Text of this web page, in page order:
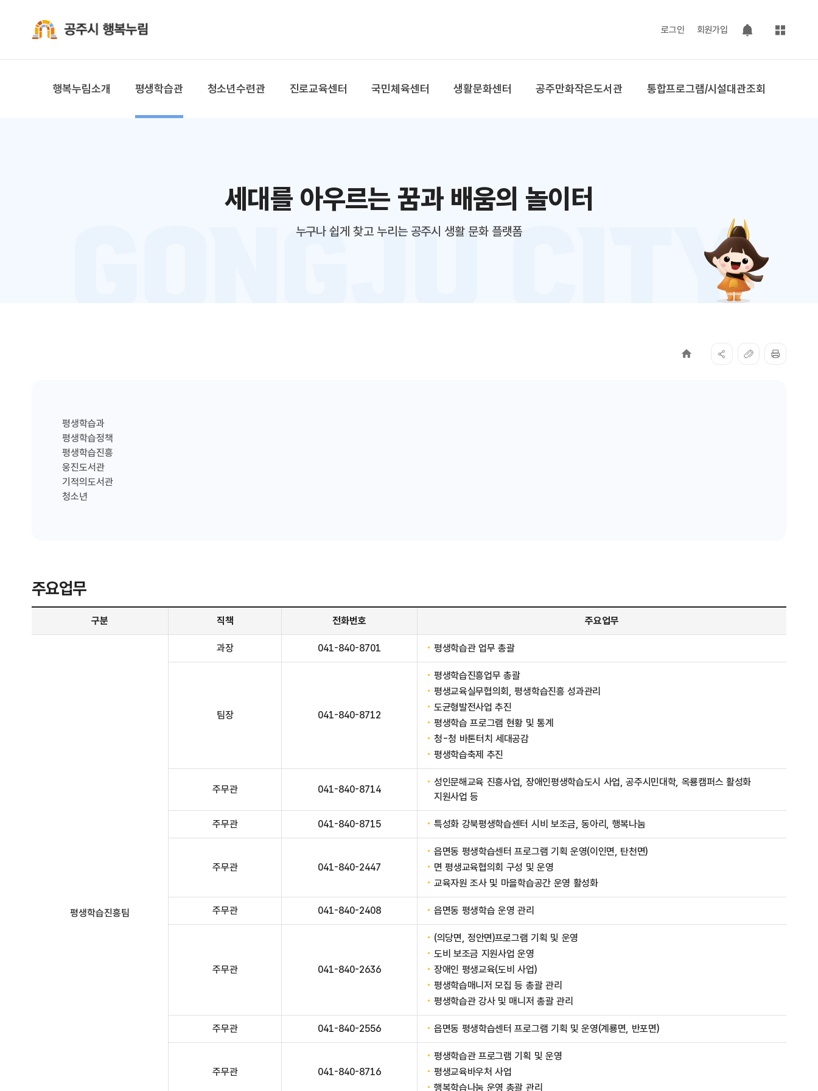
로그인 회원가입
팝업 열기
사이트맵
행복누림소개 평생학습관 청소년수련관 진로교육센터 국민체육센터 생활문화센터 공주만화작은도서관 통합프로그램/시설대관조회
세대를 아우르는 꿈과 배움의 놀이터
누구나 쉽게 찾고 누리는 공주시 생활 문화 플랫폼
평생학습과
평생학습정책
평생학습진흥
웅진도서관
기적의도서관
청소년
주요업무
주요업무 안내 - 구분, 직책, 전화번호, 주요업무 정보 제공
구분
직책 전화번호 주요업무
평생학습진흥팀
과장 041-840-8701 평생학습관 업무 총괄
팀장 041-840-8712
평생학습진흥업무 총괄
평생교육실무협의회, 평생학습진흥 성과관리
도균형발전사업 추진
평생학습 프로그램 현황 및 통계
청-청 바톤터치 세대공감
평생학습축제 추진
주무관 041-840-8714
성인문해교육 진흥사업, 장애인평생학습도시 사업, 공주시민대학, 옥룡캠퍼스 활성화
지원사업 등
주무관 041-840-8715 특성화 강북평생학습센터 시비 보조금, 동아리, 행복나눔
주무관 041-840-2447
읍면동 평생학습센터 프로그램 기획 운영(이인면, 탄천면)
면 평생교육협의회 구성 및 운영
교육자원 조사 및 마을학습공간 운영 활성화
주무관 041-840-2408 읍면동 평생학습 운영 관리
주무관 041-840-2636
(의당면, 정안면)프로그램 기획 및 운영
도비 보조금 지원사업 운영
장애인 평생교육(도비 사업)
평생학습매니저 모집 등 총괄 관리
평생학습관 강사 및 매니저 총괄 관리
주무관 041-840-2556 읍면동 평생학습센터 프로그램 기획 및 운영(계룡면, 반포면)
주무관 041-840-8716
평생학습관 프로그램 기획 및 운영
평생교육바우처 사업
행복학습나눔 운영 총괄 관리